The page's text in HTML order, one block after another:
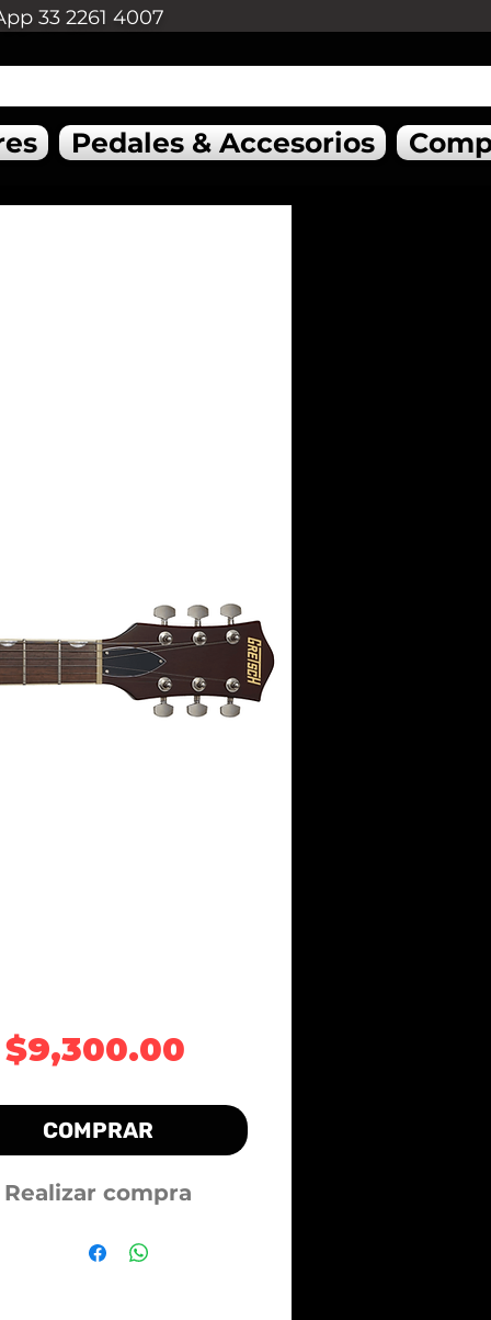
33 2261 4007
Pedales & Accesorios
$9,300.00Precio
COMPRAR
Realizar compra